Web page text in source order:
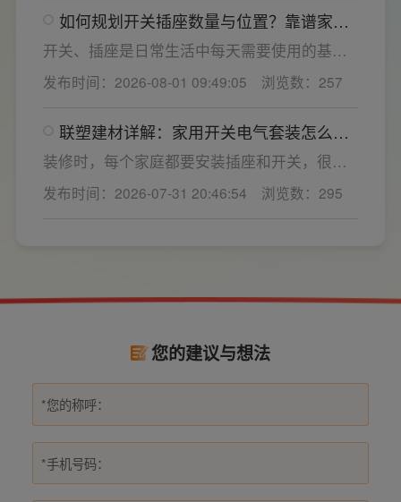
一站式配齐全屋电气产品，选择综合实力过硬
的家用开关电气套装厂家，可以同时搞定开关
购与售后更省心。
如何规划开关插座数量与位置？靠谱家用
开关电气套装品牌怎么选？
开关、插座是日常生活中每天需要使用的基础
电气配件。随着家用电器的普及，需要的电源
插座和开关也会越来越多。装修前期除了规划
关键。如果装修时开关、插座的数量设置不
够，或者开关、插座的位置设置不合理，会给
隐患。 所以装修前一定要精心规划开关、插座
发布时间：2026-08-01 09:49:05 浏览数：257
联塑建材详解：家用开关电气套装怎么
选，开关插座怎么安装更安全
装修时，每个家庭都要安装插座和开关，很多
业主在挑选家用开关电气套装之后，并不清楚
插座、开关合理的离地高度以及规范的安装方
发布时间：2026-07-31 20:46:54 浏览数：295
您的建议与想法